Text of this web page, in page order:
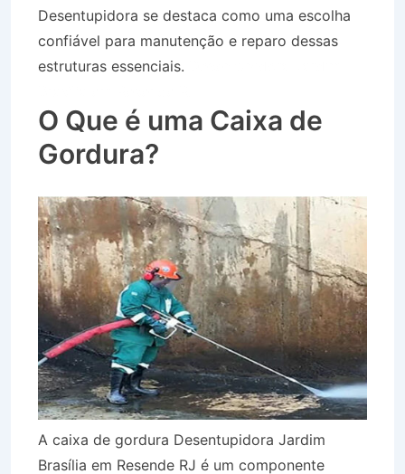
Desentupidora se destaca como uma escolha
confiável para manutenção e reparo dessas
estruturas essenciais.
O Que é uma Caixa de
Gordura?
A caixa de gordura Desentupidora Jardim
Brasília em Resende RJ é um componente